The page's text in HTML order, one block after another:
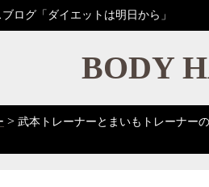
ログ「ダイエットは明日から」
BODY
> 武本トレーナーとまいもトレーナー